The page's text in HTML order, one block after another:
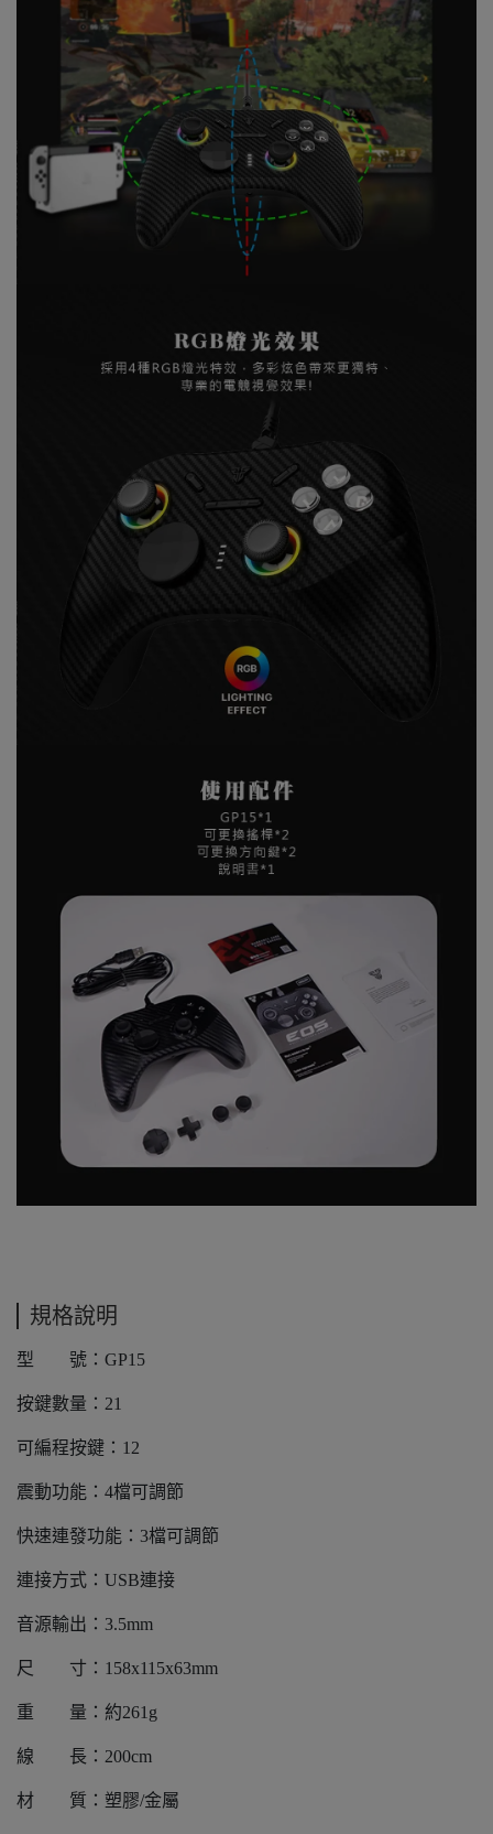
規格說明
型 號：GP15
按鍵數量：21
可編程按鍵：12
震動功能：4檔可調節
快速連發功能：3檔可調節
連接方式：USB連接
音源輸出：3.5mm
尺 寸：158x115x63mm
重 量：約261g
線 長：200cm
材 質：塑膠/金屬